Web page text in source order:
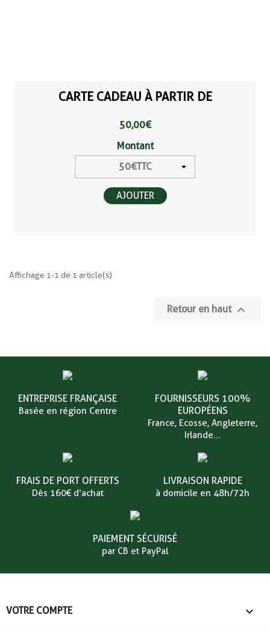
CARTE CADEAU À PARTIR DE
50,00 €
Montant
AJOUTER
Affichage 1-1 de 1 article(s)
Retour en haut 
ENTREPRISE FRANÇAISE
Basée en région Centre
FOURNISSEURS 100%
EUROPÉENS
France, Ecosse, Angleterre,
Irlande...
FRAIS DE PORT OFFERTS
Dès 160€ d’achat
LIVRAISON RAPIDE
à domicile en 48h/72h
PAIEMENT SÉCURISÉ
par CB et PayPal
VOTRE COMPTE 